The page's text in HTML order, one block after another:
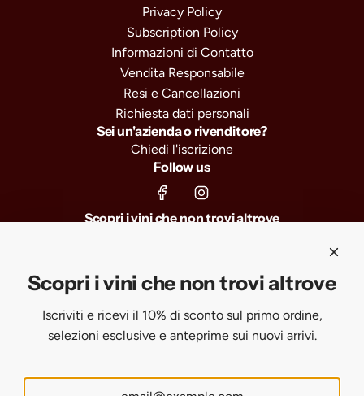
Privacy Policy
Subscription Policy
Informazioni di Contatto
Vendita Responsabile
Resi e Cancellazioni
Richiesta dati personali
Sei un'azienda o rivenditore?
Chiedi l'iscrizione
Follow us
Scopri i vini che non trovi altrove
SUBSCRIBE
Scopri i vini che non trovi altrove
Iscriviti e ricevi il 10% di sconto sul primo ordine,
selezioni esclusive e anteprime sui nuovi arrivi.